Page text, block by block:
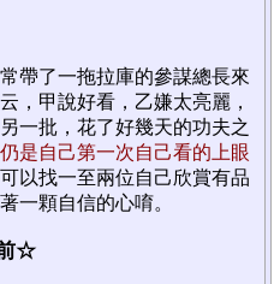
帶了一拖拉庫的參謀總長來
，甲說好看，乙嫌太亮麗，
一批，花了好幾天的功夫之
是自己第一次自己看的上眼
以找一至兩位自己欣賞有品
一顆自信的心唷。
☆